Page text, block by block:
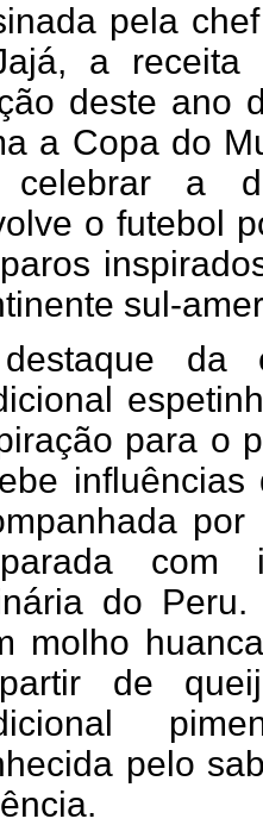
pela
a receita
deste ano
a Copa do
a
o futebol
sul-
da
para o
com
do
molho
de
pelo